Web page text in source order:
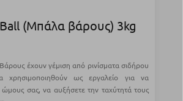
(Μπάλα βάρους) 3kg
έχουν γέμιση από ρινίσματα σιδήρου
χρησιμοποιηθούν ως εργαλείο για να
σας, να αυξήσετε την ταχύτητά τους